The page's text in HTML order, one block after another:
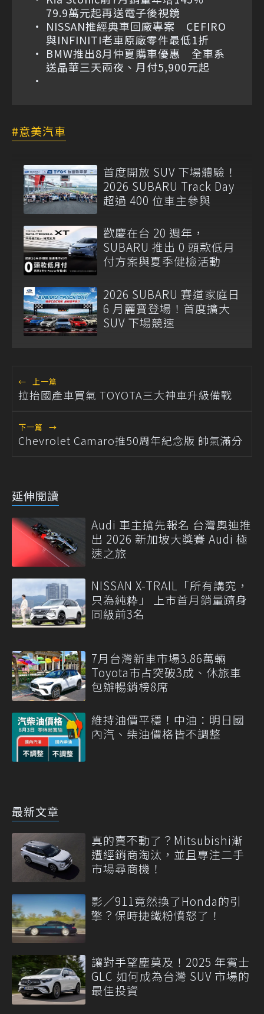
79.9萬元起再送電子後視鏡
NISSAN推經典車回廠專案 CEFIRO
與INFINITI老車原廠零件最低1折
BMW推出8月仲夏購車優惠 全車系
送晶華三天兩夜、月付5,900元起
意美汽車
首度開放 SUV 下場體驗！
2026 SUBARU Track Day
超過 400 位車主參與
歡慶在台 20 週年，
SUBARU 推出 0 頭款低月
付方案與夏季健檢活動
2026 SUBARU 賽道家庭日
6 月麗寶登場！首度擴大
SUV 下場競速
← 上一篇
拉抬國產車買氣 TOYOTA三大神車升級備戰
下一篇 →
Chevrolet Camaro推50周年紀念版 帥氣滿分
延伸閱讀
Audi 車主搶先報名 台灣奧迪推
出 2026 新加坡大獎賽 Audi 極
速之旅
NISSAN X-TRAIL「所有講究，
只為純粋」 上市首月銷量躋身
同級前3名
7月台灣新車市場3.86萬輛
Toyota市占突破3成、休旅車
包辦暢銷榜8席
維持油價平穩！中油：明日國
內汽、柴油價格皆不調整
最新文章
真的賣不動了？Mitsubishi漸
遭經銷商淘汰，並且專注二手
市場尋商機！
影／911竟然換了Honda的引
擎？保時捷鐵粉憤怒了！
讓對手望塵莫及！2025 年賓士
GLC 如何成為台灣 SUV 市場的
最佳投資